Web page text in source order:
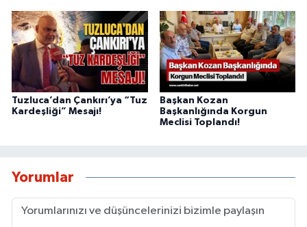
Tuzluca’dan Çankırı’ya “Tuz
Kardeşliği” Mesajı!
Başkan Kozan
Başkanlığında Korgun
Meclisi Toplandı!
Yorumlar